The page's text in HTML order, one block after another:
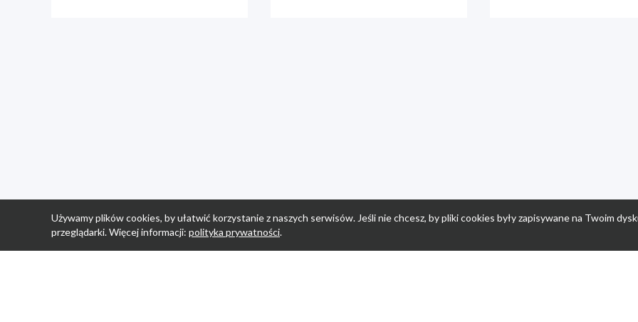
Używamy plików cookies, by ułatwić korzystanie z naszych serwisów. Jeśli nie chcesz, by pliki cookies były zapisywane na Twoim
przeglądarki. Więcej informacji: polityka prywatności.